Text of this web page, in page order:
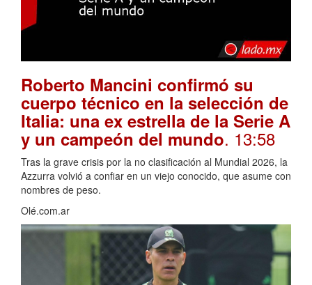
Roberto Mancini confirmó su
cuerpo técnico en la selección de
Italia: una ex estrella de la Serie A
y un campeón del mundo. 13:58
Tras la grave crisis por la no clasificación al Mundial 2026, la
Azzurra volvió a confiar en un viejo conocido, que asume con
nombres de peso.
Olé.com.ar